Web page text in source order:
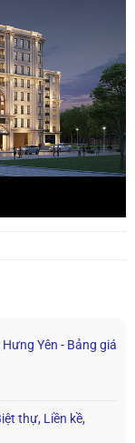
Yên - Bảng giá
thự, Liền kề,